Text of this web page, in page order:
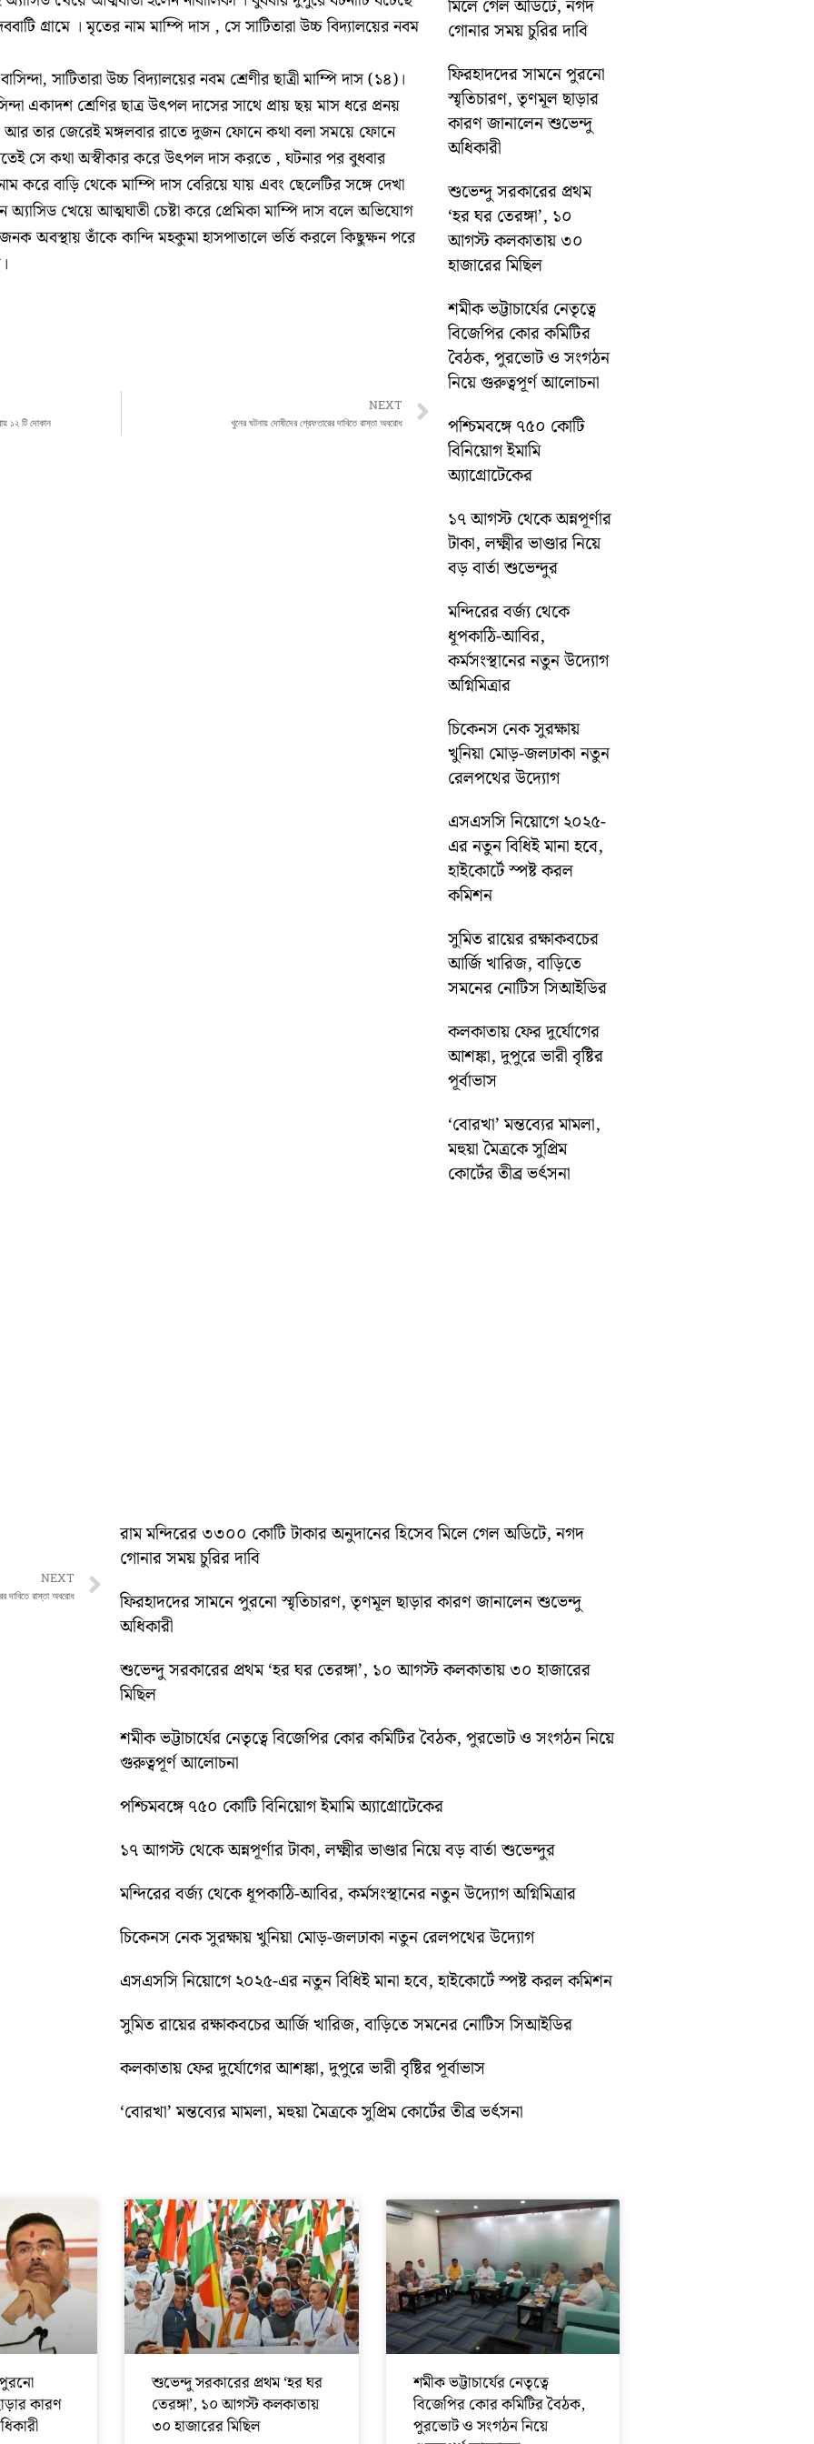
গ্রামে । মৃতের নাম মাম্পি দাস , সে সাটিতারা উচ্চ বিদ্যালয়ের নবম
সাটিতারা উচ্চ বিদ্যালয়ের নবম শ্রেণীর ছাত্রী মাম্পি দাস (১৪)।
একাদশ শ্রেণির ছাত্র উৎপল দাসের সাথে প্রায় ছয় মাস ধরে প্রনয়
আর তার জেরেই মঙ্গলবার রাতে দুজন ফোনে কথা বলা সময়ে ফোনে
সে কথা অস্বীকার করে উৎপল দাস করতে , ঘটনার পর বুধবার
করে বাড়ি থেকে মাম্পি দাস বেরিয়ে যায় এবং ছেলেটির সঙ্গে দেখা
খেয়ে আত্মঘাতী চেষ্টা করে প্রেমিকা মাম্পি দাস বলে অভিযোগ
অবস্থায় তাঁকে কান্দি মহকুমা হাসপাতালে ভর্তি করলে কিছুক্ষন পরে
১২ টি দোকান
NEXT
খুনের ঘটনায় দোষীদের গ্রেফতারের দাবিতে রাস্তা অবরোধ Next
মিলে গেল অডিটে, নগদ
গোনার সময় চুরির দাবি
ফিরহাদদের সামনে পুরনো
স্মৃতিচারণ, তৃণমূল ছাড়ার
কারণ জানালেন শুভেন্দু
অধিকারী
শুভেন্দু সরকারের প্রথম
‘হর ঘর তেরঙ্গা’, ১০
আগস্ট কলকাতায় ৩০
হাজারের মিছিল
শমীক ভট্টাচার্যের নেতৃত্বে
বিজেপির কোর কমিটির
বৈঠক, পুরভোট ও সংগঠন
নিয়ে গুরুত্বপূর্ণ আলোচনা
পশ্চিমবঙ্গে ৭৫০ কোটি
বিনিয়োগ ইমামি
অ্যাগ্রোটেকের
১৭ আগস্ট থেকে অন্নপূর্ণার
টাকা, লক্ষ্মীর ভাণ্ডার নিয়ে
বড় বার্তা শুভেন্দুর
মন্দিরের বর্জ্য থেকে
ধূপকাঠি-আবির,
কর্মসংস্থানের নতুন উদ্যোগ
অগ্নিমিত্রার
চিকেনস নেক সুরক্ষায়
খুনিয়া মোড়-জলঢাকা নতুন
রেলপথের উদ্যোগ
এসএসসি নিয়োগে ২০২৫-
এর নতুন বিধিই মানা হবে,
হাইকোর্টে স্পষ্ট করল
কমিশন
সুমিত রায়ের রক্ষাকবচের
আর্জি খারিজ, বাড়িতে
সমনের নোটিস সিআইডির
কলকাতায় ফের দুর্যোগের
আশঙ্কা, দুপুরে ভারী বৃষ্টির
পূর্বাভাস
‘বোরখা’ মন্তব্যের মামলা,
মহুয়া মৈত্রকে সুপ্রিম
কোর্টের তীব্র ভর্ৎসনা
NEXT
দাবিতে রাস্তা অবরোধ Next
রাম মন্দিরের ৩৩০০ কোটি টাকার অনুদানের হিসেব মিলে গেল অডিটে, নগদ
গোনার সময় চুরির দাবি
ফিরহাদদের সামনে পুরনো স্মৃতিচারণ, তৃণমূল ছাড়ার কারণ জানালেন শুভেন্দু
অধিকারী
শুভেন্দু সরকারের প্রথম ‘হর ঘর তেরঙ্গা’, ১০ আগস্ট কলকাতায় ৩০ হাজারের
মিছিল
শমীক ভট্টাচার্যের নেতৃত্বে বিজেপির কোর কমিটির বৈঠক, পুরভোট ও সংগঠন নিয়ে
গুরুত্বপূর্ণ আলোচনা
পশ্চিমবঙ্গে ৭৫০ কোটি বিনিয়োগ ইমামি অ্যাগ্রোটেকের
১৭ আগস্ট থেকে অন্নপূর্ণার টাকা, লক্ষ্মীর ভাণ্ডার নিয়ে বড় বার্তা শুভেন্দুর
মন্দিরের বর্জ্য থেকে ধূপকাঠি-আবির, কর্মসংস্থানের নতুন উদ্যোগ অগ্নিমিত্রার
চিকেনস নেক সুরক্ষায় খুনিয়া মোড়-জলঢাকা নতুন রেলপথের উদ্যোগ
এসএসসি নিয়োগে ২০২৫-এর নতুন বিধিই মানা হবে, হাইকোর্টে স্পষ্ট করল কমিশন
সুমিত রায়ের রক্ষাকবচের আর্জি খারিজ, বাড়িতে সমনের নোটিস সিআইডির
কলকাতায় ফের দুর্যোগের আশঙ্কা, দুপুরে ভারী বৃষ্টির পূর্বাভাস
‘বোরখা’ মন্তব্যের মামলা, মহুয়া মৈত্রকে সুপ্রিম কোর্টের তীব্র ভর্ৎসনা
কারণ
শুভেন্দু সরকারের প্রথম ‘হর ঘর
তেরঙ্গা’, ১০ আগস্ট কলকাতায়
৩০ হাজারের মিছিল
শমীক ভট্টাচার্যের নেতৃত্বে
বিজেপির কোর কমিটির বৈঠক,
পুরভোট ও সংগঠন নিয়ে